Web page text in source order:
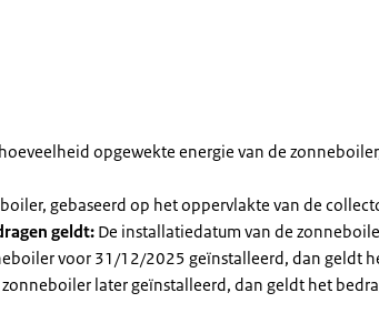
opgewekte energie van de
gebaseerd op het oppervlakte van de
geldt: De installatiedatum van de
voor 31/12/2025 geïnstalleerd, dan geldt
later geïnstalleerd, dan geldt het